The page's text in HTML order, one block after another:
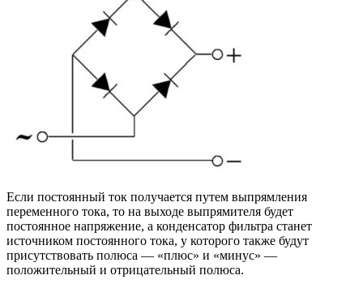
Если постоянный ток получается путем выпрямления
переменного тока, то на выходе выпрямителя будет
постоянное напряжение, а конденсатор фильтра станет
источником постоянного тока, у которого также будут
присутствовать полюса — «плюс» и «минус» —
положительный и отрицательный полюса.